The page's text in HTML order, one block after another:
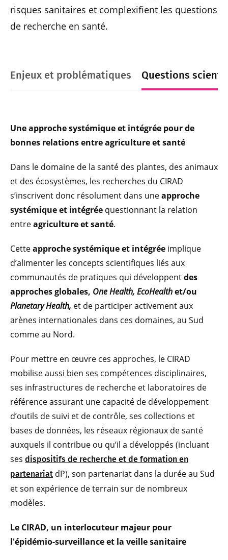
risques sanitaires et complexifient les questions
de recherche en santé.
Enjeux et problématiques Questions
Une approche systémique et intégrée pour de
bonnes relations entre agriculture et santé
Dans le domaine de la santé des plantes, des animaux
et des écosystèmes, les recherches du CIRAD
s’inscrivent donc résolument dans uneapproche
systémique et intégrée questionnant la relation
entreagriculture et santé.
Cetteapproche systémique et intégrée implique
d’alimenter les concepts scientifiques liés aux
communautés de pratiques qui développentdes
approches globales, One Health, EcoHealthet/ou
Planetary Health, et de participer activement aux
arènes internationales dans ces domaines, au Sud
comme au Nord.
Pour mettre en œuvre ces approches, le CIRAD
mobilise aussi bien ses compétences disciplinaires,
ses infrastructures de recherche et laboratoires de
référence assurant une capacité de développement
d’outils de suivi et de contrôle, ses collections et
bases de données, les réseaux régionaux de santé
auxquels il contribue ou qu’il a développés (incluant
ses dispositifs de recherche et de formation en
partenariat dP), son partenariat dans la durée au Sud
et son expérience de terrain sur de nombreux
modèles.
Le CIRAD, un interlocuteur majeur pour
l'épidémio-surveillance et la veille sanitaire